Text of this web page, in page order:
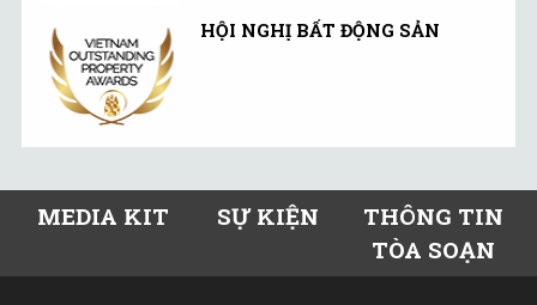
HỘI NGHỊ BẤT ĐỘNG SẢN
MEDIA KIT SỰ KIỆN
THÔNG TIN
TÒA SOẠN